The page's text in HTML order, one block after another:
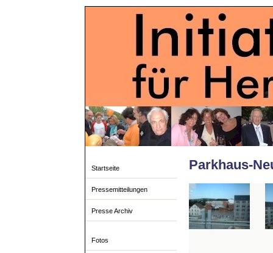
Startseite
Pressemitteilungen
Presse Archiv
Fotos
Parkhaus-